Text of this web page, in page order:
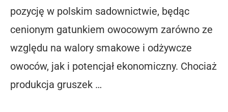
pozycję w polskim sadownictwie, będąc
cenionym gatunkiem owocowym zarówno ze
względu na walory smakowe i odżywcze
owoców, jak i potencjał ekonomiczny. Chociaż
produkcja gruszek …